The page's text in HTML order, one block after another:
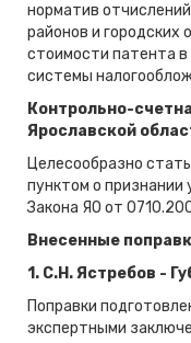
норматив
районов и городских
стоимости патента
системы
Контрольно-
Ярославской
Целесообразно
пунктом о признании
Закона ЯО от
Внесенные
1. С.Н. Ястребов -
Поправки
экспертными